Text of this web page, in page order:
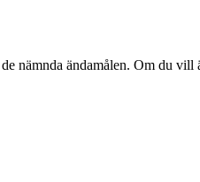
nämnda ändamålen. Om du